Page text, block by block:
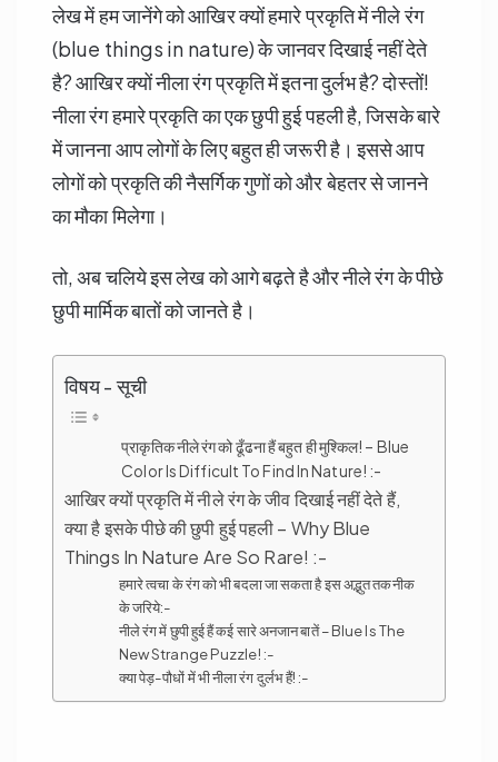
लेख में हम जानेंगे को आखिर क्यों हमारे प्रकृति में नीले रंग
(blue things in nature) के जानवर दिखाई नहीं देते
है? आखिर क्यों नीला रंग प्रकृति में इतना दुर्लभ है? दोस्तों!
नीला रंग हमारे प्रकृति का एक छुपी हुई पहली है, जिसके बारे
में जानना आप लोगों के लिए बहुत ही जरूरी है। इससे आप
लोगों को प्रकृति की नैसर्गिक गुणों को और बेहतर से जानने
का मौका मिलेगा।
तो, अब चलिये इस लेख को आगे बढ़ते है और नीले रंग के पीछे
छुपी मार्मिक बातों को जानते है।
विषय - सूची
प्राकृतिक नीले रंग को ढूँढना हैं बहुत ही मुश्किल! – Blue
Color Is Difficult To Find In Nature! :-
आखिर क्यों प्रकृति में नीले रंग के जीव दिखाई नहीं देते हैं,
क्या है इसके पीछे की छुपी हुई पहली – Why Blue
Things In Nature Are So Rare! :-
हमारे त्वचा के रंग को भी बदला जा सकता है इस अद्भुत तकनीक
के जरिये:-
नीले रंग में छुपी हुई हैं कई सारे अनजान बातें – Blue Is The
New Strange Puzzle! :-
क्या पेड़-पौधों में भी नीला रंग दुर्लभ हैं! :-